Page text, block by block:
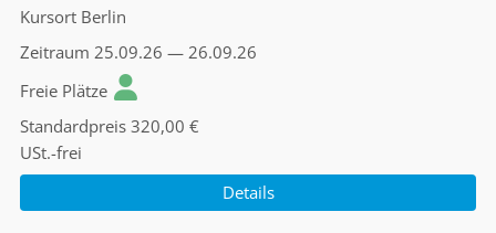
Kursort Berlin
Zeitraum 25.09.26 — 26.09.26
Freie Plätze
Standardpreis 320,00 €
USt.-frei
Details